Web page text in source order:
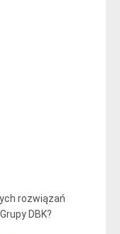
rozwiązań
DBK?